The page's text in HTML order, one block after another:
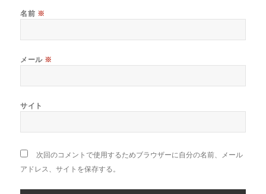
名前 ※
メール ※
サイト
次回のコメントで使用するためブラウザーに自分の名前、メール
アドレス、サイトを保存する。